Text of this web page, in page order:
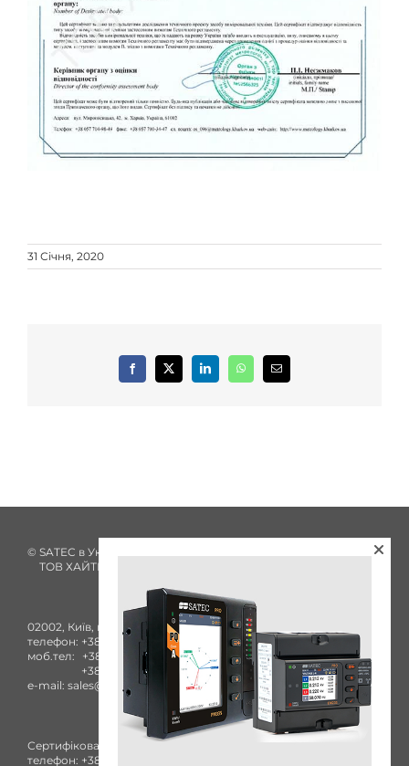
31 Січня, 2020
Facebook
X LinkedInWhatsApp
E-
mail:
© SATEC в Україні з 2002 року
ТОВ ХАЙТЕК ЕНЕРГІЯ
02002, Київ, вул. Комбінатна, 25А
телефон: +38 (044) 332-84-27
моб.тел:
+38 (050) 753-40-93
+38 (096) 436-73-38
e-mail: sales@satec-global.com.ua
Сертифікований сервісний центр
телефон: +38 (044) 332-84-27